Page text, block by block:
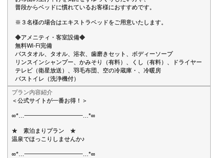
普段からベッドに慣れているお客様におすすめです。
※３名様の場合はエキストラベッドをご用意いたします。
◆アメニティ・客室設備◆
無料Wi-Fi完備
バスタオル、タオル、浴衣、歯磨きセット、ボディーソープ
リンスインシャンプー、かみそり（有料）、くし（有料）、ドライヤー
テレビ（衛星放送）、羽毛布団、空の冷蔵庫・、冷暖房
バストイレ（洗浄機付）
プラン内容紹介
＜公式サイトが一番お得！＞
∞*…━━━━━━━━━━…*∞
★ 素泊まりプラン ★
温泉でほっこりしませんか♪
∞*…━━━━━━━━━━…*∞